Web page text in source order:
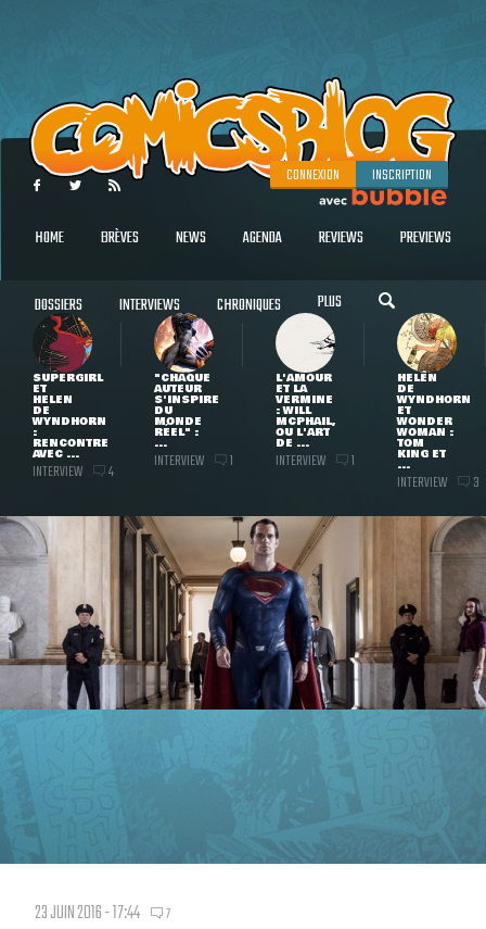
CONNEXION INSCRIPTION
HOME BRÈVES NEWS AGENDA REVIEWS PREVIEWS
DOSSIERS INTERVIEWS CHRONIQUES PLUS
SUPERGIRL
ET
HELEN
DE
WYNDHORN
:
RENCONTRE
AVEC ...
INTERVIEW 4
"CHAQUE
AUTEUR
S'INSPIRE
DU
MONDE
RÉEL" :
...
INTERVIEW 1
L'AMOUR
ET LA
VERMINE
: WILL
MCPHAIL,
OU L'ART
DE ...
INTERVIEW 1
HELEN
DE
WYNDHORN
ET
WONDER
WOMAN :
TOM
KING ET
...
INTERVIEW 3
23 JUIN 2016 - 17:44 7